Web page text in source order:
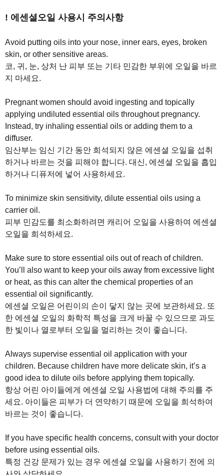
! 에센셜오일 사용시 주의사항
Avoid putting oils into your nose, inner ears, eyes, broken
skin, or other sensitive areas.
코, 귀, 눈, 상처 난 피부 또는 기타 민감한 부위에 오일을 바르
지 마세요.
Pregnant women should avoid ingesting and topically
applying undiluted essential oils throughout pregnancy.
Instead, try inhaling essential oils or adding them to a
diffuser.
임산부는 임신 기간 동안 희석되지 않은 에센셜 오일을 섭취
하거나 바르는 것을 피해야 합니다. 대신, 에센셜 오일을 흡입
하거나 디퓨저에 넣어 사용하세요.
To minimize skin sensitivity, dilute essential oils using a
carrier oil.
피부 민감도를 최소화하려면 캐리어 오일을 사용하여 에센셜
오일을 희석하세요.
Make sure to store essential oils out of reach of children.
You’ll also want to keep your oils away from excessive light
or heat, as this can alter the chemical properties of an
essential oil significantly.
에센셜 오일은 어린이의 손이 닿지 않는 곳에 보관하세요. 또
한 에센셜 오일의 화학적 특성을 크게 바꿀 수 있으므로 과도
한 빛이나 열로부터 오일을 멀리하는 것이 좋습니다.
Always supervise essential oil application with your
children. Because children have more delicate skin, it’s a
good idea to dilute oils before applying them topically.
항상 어린 아이들에게 에센셜 오일 사용법에 대해 주의를 주
세요. 아이들은 피부가 더 연약하기 때문에 오일을 희석하여
바르는 것이 좋습니다.
If you have specific health concerns, consult with your doctor
before using essential oils.
특정 건강 문제가 있는 경우 에센셜 오일을 사용하기 전에 의